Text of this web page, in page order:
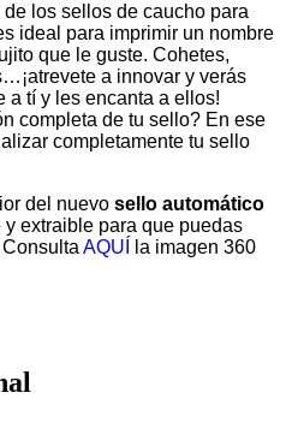
los sellos de caucho para
ideal para imprimir un nombre
que le guste. Cohetes,
a innovar y verás
a tí y les encanta a ellos!
completa de tu sello? En ese
completamente tu sello
del nuevo sello automático
y extraible para que puedas
AQUÍ
la imagen 360